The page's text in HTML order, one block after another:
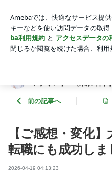
来が変わる話し方・印象アッ
京 日本橋・オンライン 声
ず恵のblog
アプリをダウンロードして ブロ
ょう。
アナウンサー（東京 日
前の記事へ
【ご感想・変化
転職にも成功しま
2026-04-19 04:13:23